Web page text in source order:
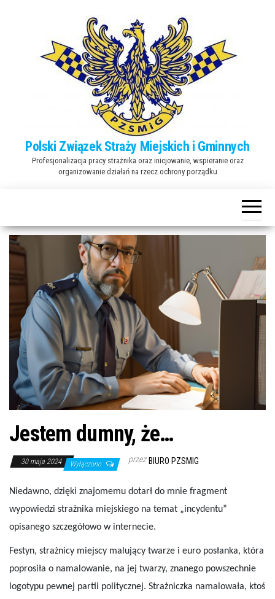
Polski Związek Straży Miejskich i Gminnych
Profesjonalizacja pracy strażnika oraz inicjowanie, wspieranie oraz
organizowanie działań na rzecz ochrony porządku
Jestem dumny, że…
30 maja 2024 Wyłączono przez BIURO PZSMIG
Niedawno, dzięki znajomemu dotarł do mnie fragment
wypowiedzi strażnika miejskiego na temat „incydentu”
opisanego szczegółowo w internecie.
Festyn, strażnicy miejscy malujący twarze i euro posłanka, która
poprosiła o namalowanie, na jej twarzy, znanego powszechnie
logotypu pewnej partii politycznej. Strażniczka namalowała, ktoś